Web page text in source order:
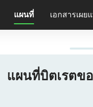
แผนที่ เอกสารเผย
แผนที่บิตเรตข